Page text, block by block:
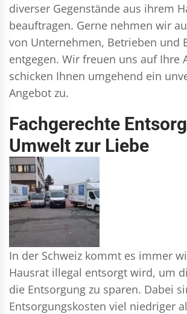
diverser Gegenstände aus ihrem
beauftragen. Gerne nehmen wir
von Unternehmen, Betrieben und
entgegen. Wir freuen uns auf Ihre
schicken Ihnen umgehend ein
Angebot zu.
Fachgerechte
Umwelt zur Liebe
In der Schweiz kommt es immer
Hausrat illegal entsorgt wird, um
die Entsorgung zu sparen. Dabei
Entsorgungskosten viel niedriger